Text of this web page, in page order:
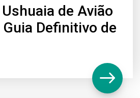
de Avião
Guia Definitivo de